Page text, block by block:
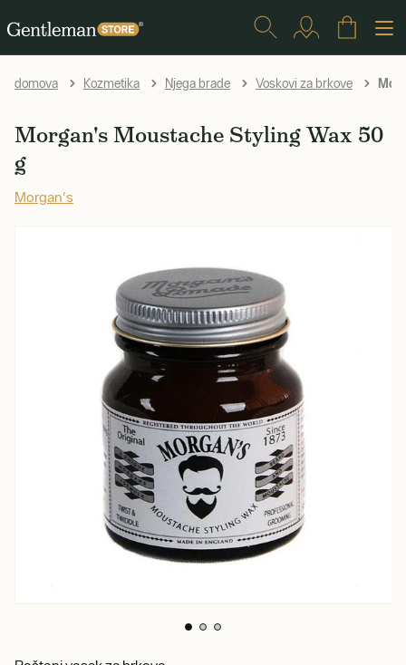
domova Kozmetika Njega brade Voskovi za brkove
Morgan's Moustache Styling Wax 50
g
Morgan's